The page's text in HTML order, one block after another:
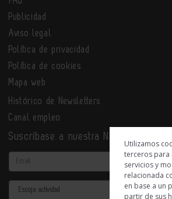
Publicidad
Aviso legal
Política de privacidad
Política de cookies
Mapa web
Histórico de Newsletters
Canal empleo
Suscríbase a nuestra Newsletter
Email
Actividad
Utilizamos
terceros para
servicios y
relacionada
en base a un
partir de sus